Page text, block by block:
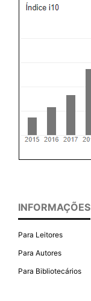
INFORMAÇÕES
Para Leitores
Para Autores
Para Bibliotecários